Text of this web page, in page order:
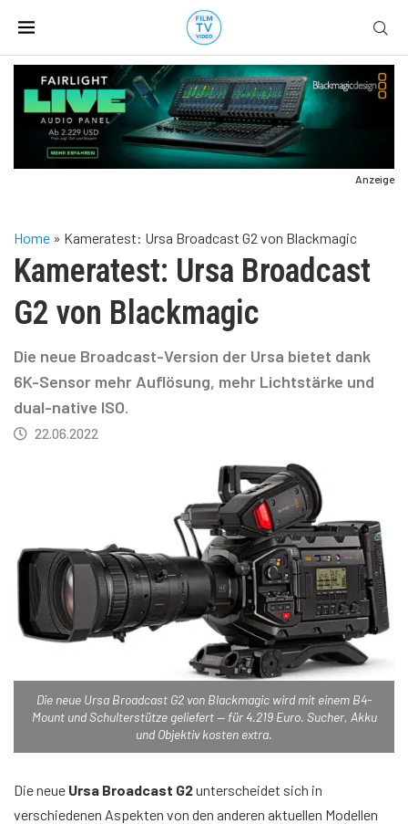
Anzeige
Home » Kameratest: Ursa Broadcast G2 von Blackmagic
Kameratest: Ursa Broadcast
G2 von Blackmagic
Die neue Broadcast-Version der Ursa bietet dank
6K-Sensor mehr Auflösung, mehr Lichtstärke und
dual-native ISO.
22.06.2022
Die neue Ursa Broadcast G2 von Blackmagic wird mit einem B4-
Mount und Schulterstütze geliefert — für 4.219 Euro. Sucher, Akku
und Objektiv kosten extra.
Die neue Ursa Broadcast G2unterscheidet sich in
verschiedenen Aspekten von den anderen aktuellen Modellen